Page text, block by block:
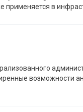
применяется в
возможности